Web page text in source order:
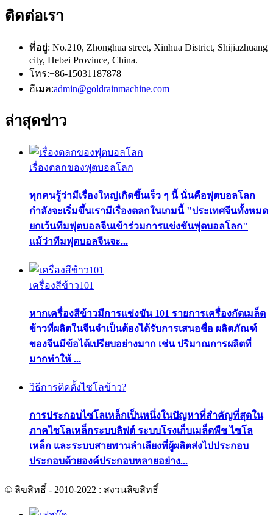
ติดต่อเรา
ที่อยู่: No.210, Zhonghua street, Xinhua District, Shijiazhuang
city, Hebei Province, China.
โทร:+86-15031187878
อีเมล:admin@goldrainmachine.com
ล่าสุดข่าว
เรื่องตลกของฟุตบอลโลก
ทุกคนรู้ว่ามีเรื่องใหญ่เกิดขึ้นเร็ว ๆ นี้ นั่นคือฟุตบอลโลก
กำลังจะเริ่มขึ้นเรามีเรื่องตลกในเกมนี้ "ประเทศจีนทั้งหมด
ยกเว้นทีมฟุตบอลจีนเข้าร่วมการแข่งขันฟุตบอลโลก"
แม้ว่าทีมฟุตบอลจีนจะ...
เครื่องสีข้าว101
หากเครื่องสีข้าวมีการแข่งขัน 101 รายการเครื่องกัดเมล็ด
ข้าวที่ผลิตในจีนจำเป็นต้องได้รับการเสนอชื่อ ผลิตภัณฑ์
ของจีนมีข้อได้เปรียบอย่างมาก เช่น ปริมาณการผลิตที่
มากทำให้ ...
วิธีการติดตั้งไซโลข้าว?
การประกอบไซโลเหล็กเป็นหนึ่งในปัญหาที่สำคัญที่สุดใน
ภาคไซโลเหล็กระบบลิฟต์ ระบบโรงเก็บเมล็ดพืช ไซโล
เหล็ก และระบบสายพานลำเลียงที่ผู้ผลิตส่งไปประกอบ
ประกอบด้วยองค์ประกอบหลายอย่าง...
© ลิขสิทธิ์ - 2010-2022 : สงวนลิขสิทธิ์